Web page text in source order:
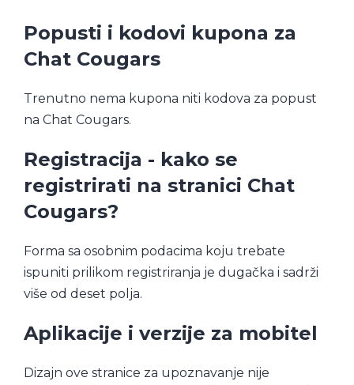
Popusti i kodovi kupona za
Chat Cougars
Trenutno nema kupona niti kodova za popust
na Chat Cougars.
Registracija - kako se
registrirati na stranici Chat
Cougars?
Forma sa osobnim podacima koju trebate
ispuniti prilikom registriranja je dugačka i sadrži
više od deset polja.
Aplikacije i verzije za mobitel
Dizajn ove stranice za upoznavanje nije